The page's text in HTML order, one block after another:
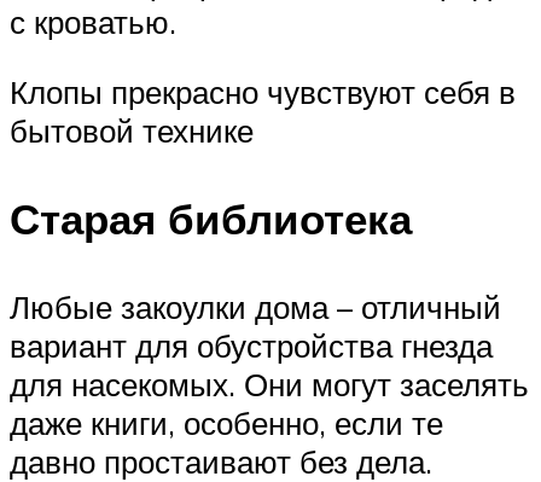
с кроватью.
Клопы прекрасно чувствуют себя в
бытовой технике
Старая библиотека
Любые закоулки дома – отличный
вариант для обустройства гнезда
для насекомых. Они могут заселять
даже книги, особенно, если те
давно простаивают без дела.